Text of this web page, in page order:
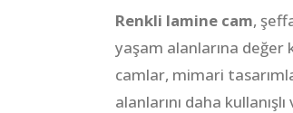
Renkli lamine cam,
yaşam alanlarına değer
camlar, mimari
alanlarını daha